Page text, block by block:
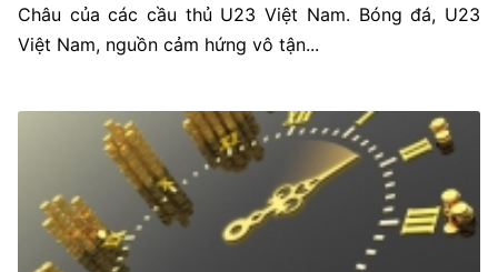
Châu của các cầu thủ U23 Việt Nam. Bóng đá, U23
Việt Nam, nguồn cảm hứng vô tận...